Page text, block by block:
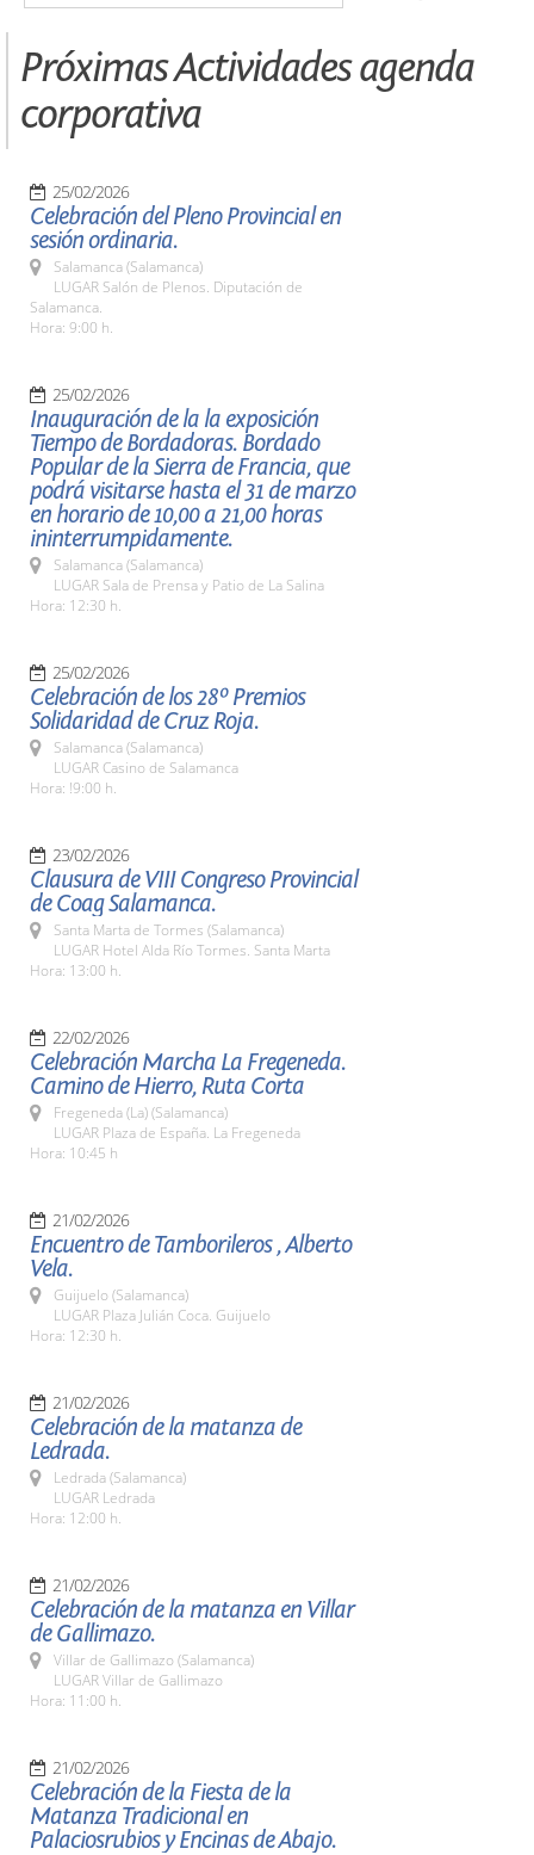
Próximas Actividades agenda
corporativa
25/02/2026
Celebración del Pleno Provincial en
sesión ordinaria.
Salamanca (Salamanca)
LUGAR Salón de Plenos. Diputación de
Salamanca.
Hora: 9:00 h.
25/02/2026
Inauguración de la la exposición
Tiempo de Bordadoras. Bordado
Popular de la Sierra de Francia, que
podrá visitarse hasta el 31 de marzo
en horario de 10,00 a 21,00 horas
ininterrumpidamente.
Salamanca (Salamanca)
LUGAR Sala de Prensa y Patio de La Salina
Hora: 12:30 h.
25/02/2026
Celebración de los 28º Premios
Solidaridad de Cruz Roja.
Salamanca (Salamanca)
LUGAR Casino de Salamanca
Hora: !9:00 h.
23/02/2026
Clausura de VIII Congreso Provincial
de Coag Salamanca.
Santa Marta de Tormes (Salamanca)
LUGAR Hotel Alda Río Tormes. Santa Marta
Hora: 13:00 h.
22/02/2026
Celebración Marcha La Fregeneda.
Camino de Hierro, Ruta Corta
Fregeneda (La) (Salamanca)
LUGAR Plaza de España. La Fregeneda
Hora: 10:45 h
21/02/2026
Encuentro de Tamborileros , Alberto
Vela.
Guijuelo (Salamanca)
LUGAR Plaza Julián Coca. Guijuelo
Hora: 12:30 h.
21/02/2026
Celebración de la matanza de
Ledrada.
Ledrada (Salamanca)
LUGAR Ledrada
Hora: 12:00 h.
21/02/2026
Celebración de la matanza en Villar
de Gallimazo.
Villar de Gallimazo (Salamanca)
LUGAR Villar de Gallimazo
Hora: 11:00 h.
21/02/2026
Celebración de la Fiesta de la
Matanza Tradicional en
Palaciosrubios y Encinas de Abajo.